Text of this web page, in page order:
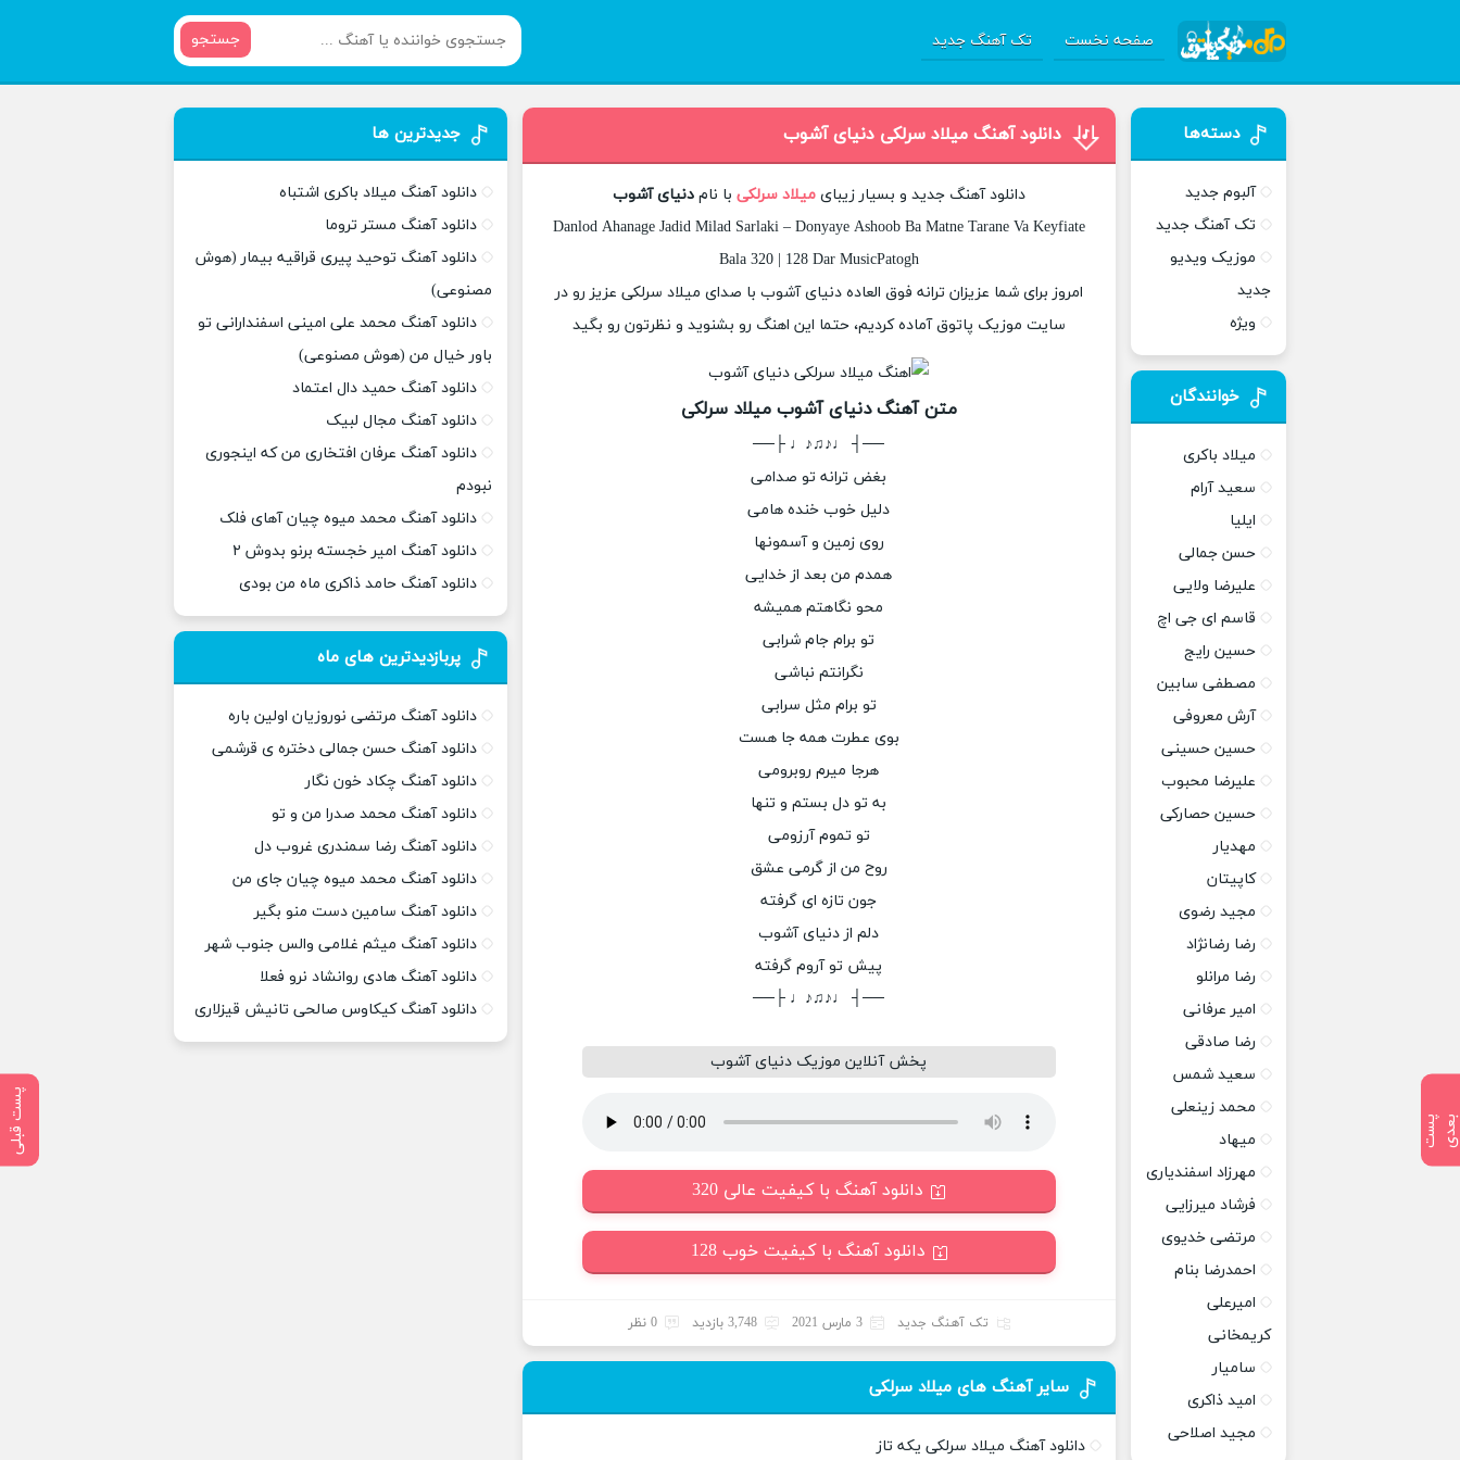
صفحه نخست تک آهنگ جدید جستجو
پ
س
ت
ب
ع
د ی پست قبلی
دانلود آهنگ میلاد سرلکی دنیای آشوب
دانلود آهنگ جدید و بسیار زیبایمیلاد سرلکی با نامدنیای آشوب
Danlod Ahanage Jadid Milad Sarlaki – Donyaye Ashoob Ba Matne Tarane Va Keyfiate
Bala 320 | 128 Dar MusicPatogh
امروز برای شما عزیزان ترانه فوق العاده دنیای آشوب با صدای میلاد سرلکی عزیز رو در
سایت موزیک پاتوق آماده کردیم، حتما این اهنگ رو بشنوید و نظرتون رو بگید
متن آهنگ دنیای آشوب میلاد سرلکی
──┤ ♩♪♫♪♩ ├──
بغض ترانه تو صدامی
دلیل خوب خنده هامی
روی زمین و آسمونها
همدم من بعد از خدایی
محو نگاهتم همیشه
تو برام جام شرابی
نگرانتم نباشی
تو برام مثل سرابی
بوی عطرت همه جا هست
هرجا میرم روبرومی
به تو دل بستم و تنها
تو تموم آرزومی
روح من از گرمی عشق
جون تازه ای گرفته
دلم از دنیای آشوب
پیش تو آروم گرفته
──┤ ♩♪♫♪♩ ├──
پخش آنلاین موزیک دنیای آشوب
دانلود آهنگ با کیفیت عالی 320
دانلود آهنگ با کیفیت خوب 128
تک آهنگ جدید 3 مارس 2021 3,748 بازدید 0 نظر
سایر آهنگ های میلاد سرلکی
دانلود آهنگ میلاد سرلکی یکه تاز
دسته‌ها
آلبوم جدید
تک آهنگ جدید
موزیک ویدیو
جدید
ویژه
خوانندگان
میلاد باکری
سعید آرام
ایلیا
حسن جمالی
علیرضا ولایی
قاسم ای جی اچ
حسین رایج
مصطفی سابین
آرش معروفی
حسین حسینی
علیرضا محبوب
حسین حصارکی
مهدیار
کاپیتان
مجید رضوی
رضا رضانژاد
رضا مرانلو
امیر عرفانی
رضا صادقی
سعید شمس
محمد زینعلی
میهاد
مهرزاد اسفندیاری
فرشاد میرزایی
مرتضی خدیوی
احمدرضا بنام
امیرعلی
کریمخانی
سامیار
امید ذاکری
مجید اصلاحی
جدیدترین ها
دانلود آهنگ میلاد باکری اشتباه
دانلود آهنگ مستر تروما
دانلود آهنگ توحید پیری قراقیه بیمار (هوش
مصنوعی)
دانلود آهنگ محمد علی امینی اسفندارانی تو
باور خیال من (هوش مصنوعی)
دانلود آهنگ حمید دال اعتماد
دانلود آهنگ مجال لبیک
دانلود آهنگ عرفان افتخاری من که اینجوری
نبودم
دانلود آهنگ محمد میوه چیان آهای فلک
دانلود آهنگ امیر خجسته برنو بدوش ۲
دانلود آهنگ حامد ذاکری ماه من بودی
پربازدیدترین های ماه
دانلود آهنگ مرتضی نوروزیان اولین باره
دانلود آهنگ حسن جمالی دختره ی قرشمی
دانلود آهنگ چکاد خون نگار
دانلود آهنگ محمد صدرا من و تو
دانلود آهنگ رضا سمندری غروب دل
دانلود آهنگ محمد میوه چیان جای من
دانلود آهنگ سامین دست منو بگیر
دانلود آهنگ میثم غلامی والس جنوب شهر
دانلود آهنگ هادی روانشاد نرو فعلا
دانلود آهنگ کیکاوس صالحی تانیش قیزلاری